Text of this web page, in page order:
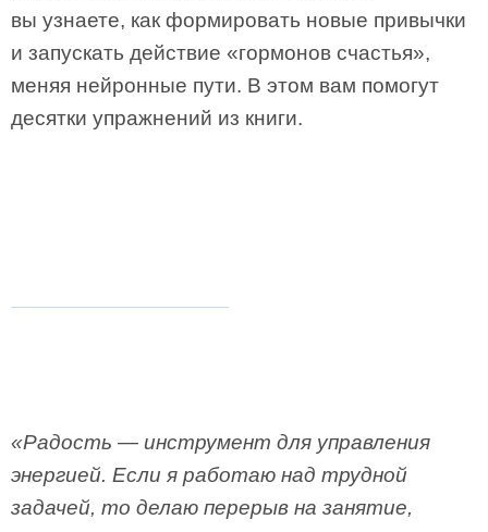
вы узнаете, как формировать новые привычки
и запускать действие «гормонов счастья»,
меняя нейронные пути. В этом вам помогут
десятки упражнений из книги.
«Радость — инструмент для управления
энергией. Если я работаю над трудной
задачей, то делаю перерыв на занятие,